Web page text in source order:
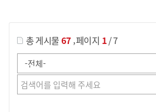
총 게시물67,페이지 1/ 7